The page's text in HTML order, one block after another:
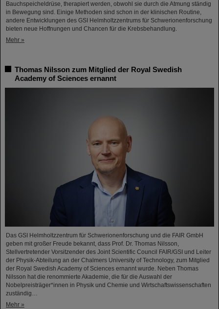
Bauchspeicheldrüse, therapiert werden, obwohl sie durch die Atmung ständig
in Bewegung sind. Einige Methoden sind schon in der klinischen Routine,
andere Entwicklungen des GSI Helmholtzzentrums für Schwerionenforschung
bieten neue Hoffnungen und Chancen für die Krebsbehandlung.
Mehr »
Thomas Nilsson zum Mitglied der Royal Swedish
Academy of Sciences ernannt
Das GSI Helmholtzzentrum für Schwerionenforschung und die FAIR GmbH
geben mit großer Freude bekannt, dass Prof. Dr. Thomas Nilsson,
Stellvertretender Vorsitzender des Joint Scientific Council FAIR/GSI und Leiter
der Physik-Abteilung an der Chalmers University of Technology, zum Mitglied
der Royal Swedish Academy of Sciences ernannt wurde. Neben Thomas
Nilsson hat die renommierte Akademie, die für die Auswahl der
Nobelpreisträger*innen in Physik und Chemie und Wirtschaftswissenschaften
zuständig…
Mehr »